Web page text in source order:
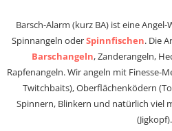
Barsch-Alarm (kurz BA) ist eine
Spinnangeln oderSpinnfischen. Die
Barschangeln, Zanderangeln,
Rapfenangeln. Wir angeln mit Finesse-
Twitchbaits), Oberflächenködern
Spinnern, Blinkern und natürlich viel
(Jigkopf).